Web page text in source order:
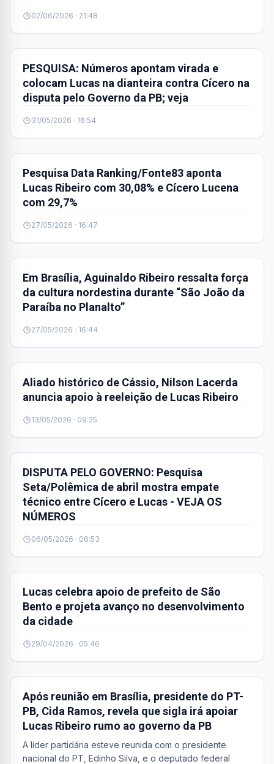
02/06/2026 · 21:48
POLÍTICA
PESQUISA: Números apontam virada e
colocam Lucas na dianteira contra Cícero na
disputa pelo Governo da PB; veja
31/05/2026 · 16:54
POLÍTICA
Pesquisa Data Ranking/Fonte83 aponta
Lucas Ribeiro com 30,08% e Cícero Lucena
com 29,7%
27/05/2026 · 16:47
POLÍTICA
Em Brasília, Aguinaldo Ribeiro ressalta força
da cultura nordestina durante “São João da
Paraíba no Planalto”
27/05/2026 · 16:44
POLÍTICA
Aliado histórico de Cássio, Nilson Lacerda
anuncia apoio à reeleição de Lucas Ribeiro
13/05/2026 · 09:25
POLÍTICA
DISPUTA PELO GOVERNO: Pesquisa
Seta/Polêmica de abril mostra empate
técnico entre Cícero e Lucas - VEJA OS
NÚMEROS
06/05/2026 · 06:53
POLÍTICA
Lucas celebra apoio de prefeito de São
Bento e projeta avanço no desenvolvimento
da cidade
29/04/2026 · 05:46
POLÍTICA
Após reunião em Brasília, presidente do PT-
PB, Cida Ramos, revela que sigla irá apoiar
Lucas Ribeiro rumo ao governo da PB
A líder partidária esteve reunida com o presidente
nacional do PT, Edinho Silva, e o deputado federal